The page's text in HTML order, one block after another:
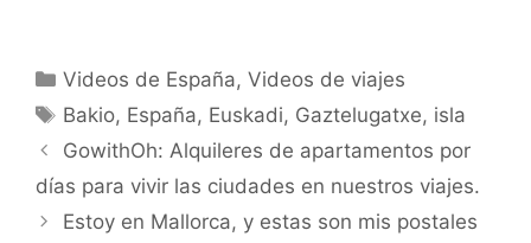
Categorías
Videos de España,Videos de viajes
Etiquetas
Bakio, España, Euskadi, Gaztelugatxe, isla
GowithOh: Alquileres de apartamentos por
días para vivir las ciudades en nuestros viajes.
Estoy en Mallorca, y estas son mis postales